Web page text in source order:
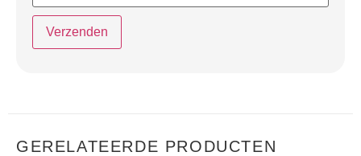
GERELATEERDE PRODUCTEN